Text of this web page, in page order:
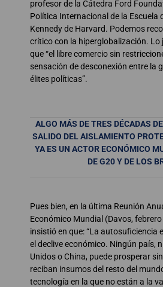
profesor de la Cátedra Ford
Política Internacional de la Escuela
Kennedy de Harvard. Podemos
crítico con la hiperglobalización.
que “el libre comercio sin
sensación de desconexión entre la
élites políticas”.
ALGO MÁS DE TRES DÉCADAS
SALIDO DEL AISLAMIENTO
YA ES UN ACTOR ECONÓMICO
DE G20 Y DE LOS
Pues bien, en la última Reunión
Económico Mundial (Davos,
insistió en que: “La autosuficiencia
el declive económico. Ningún país,
Unidos o China, puede prosperar
reciban insumos del resto del
tecnología en la que no están a la